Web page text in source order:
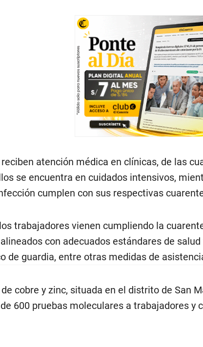
atención médica en clínicas, de las
se encuentra en cuidados intensivos,
cumplen con sus respectivas
trabajadores vienen cumpliendo la
con adecuados estándares de
de guardia, entre otras medidas de
cobre y zinc, situada en el distrito de San
600 pruebas moleculares a trabajadores